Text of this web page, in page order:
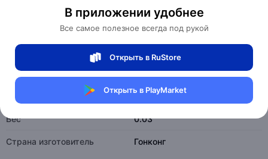
В приложении удобнее
Все самое полезное всегда под рукой
Открыть в RuStore
Открыть в PlayMarket
Характеристики
Длина кабеля
OD 4.5 мм
Тип USB 2.0
Вес 0.03
Страна изготовитель Гонконг